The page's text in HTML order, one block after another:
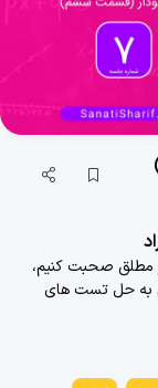
مطلق صحبت کنیم،
به حل تست هایاول)